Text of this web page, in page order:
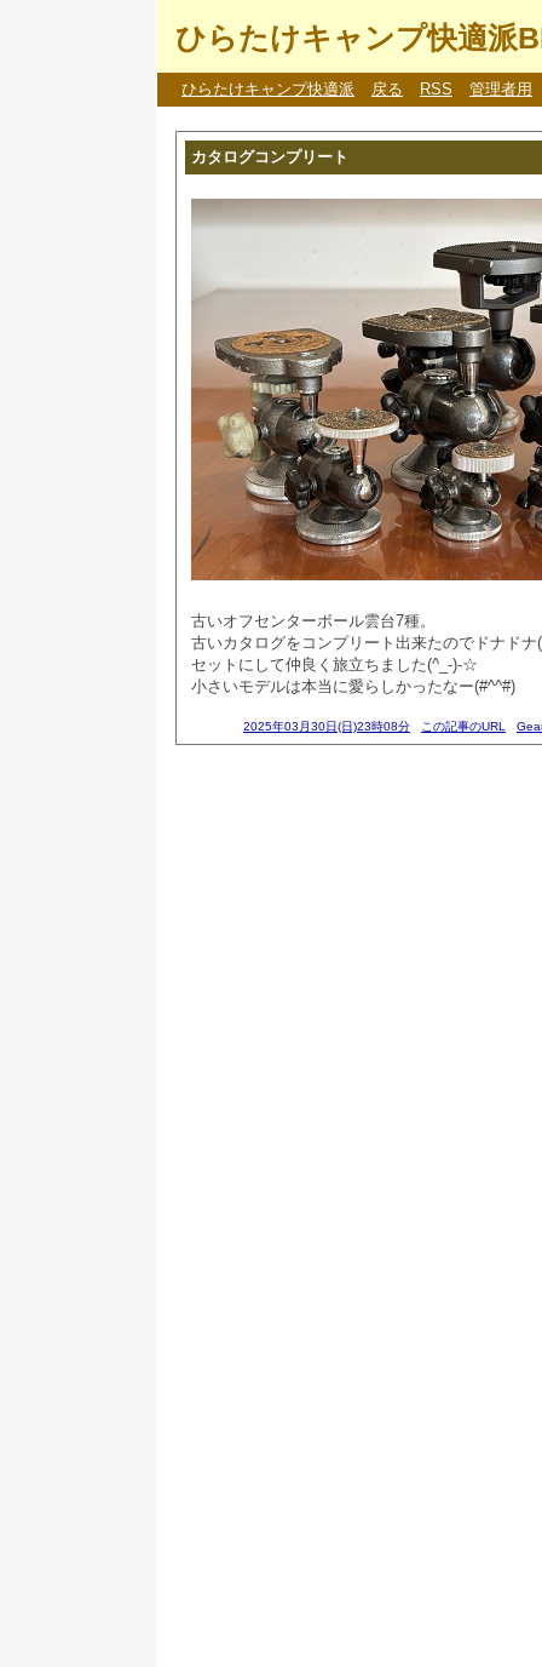
ひらたけキャンプ快適派
ひらたけキャンプ快適派 戻る RSS 管理者用
カタログコンプリート
古いオフセンターボール雲台7種。
古いカタログをコンプリート出来たのでドナドナ
セットにして仲良く旅立ちました(^_-)-☆
小さいモデルは本当に愛らしかったなー(#^^#)
2025年03月30日(日)23時08分 この記事のURL